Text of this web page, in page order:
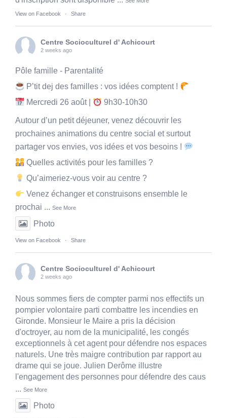
View on Facebook · Share
Centre Socioculturel d' Achicourt
2 weeks ago
Pôle famille - Parentalité
P’tit dej des familles : vos idées comptent !
Mercredi 26 août |
9h30-10h30
Autour d’un petit déjeuner, venez découvrir les
prochaines animations du centre social et surtout
partager vos envies, vos idées et vos besoins !
Quelles activités pour les familles ?
Qu’aimeriez-vous voir au centre ?
Venez échanger et construisons ensemble le
prochai ... See More
Photo
View on Facebook · Share
Centre Socioculturel d' Achicourt
2 weeks ago
Nous sommes fiers de compter parmi nos effectifs un
pompier volontaire parti combattre les incendies en
Gironde. Monsieur le Maire a pris la décision
d'octroyer, au nom de la municipalité, les congés
exceptionnels à cet agent pour défendre nos espaces
naturels. Une très maigre contribution par rapport au
drame qui se joue. Julien Derôme illustre
l'engagement des personnes pour défendre des caus
... See More
Photo